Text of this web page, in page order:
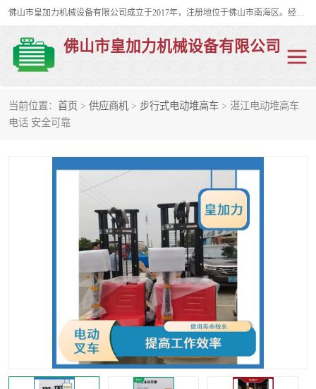
佛山市皇加力机械设备有限公司成立于2017年，注册地位于佛山市南海区。经营范围包括：其他机械设备及电子产品批发、电气设备批发、贸易代理、五金产品批发等；主要产品有：移动式登车桥、叉车装卸货平台、移动式升降机、升降货梯、油桶夹具、电动堆高车。
佛山市皇加力机械设备有限公司
当前位置： 首页 > 供应商机 > 步行式电动堆高车 > 湛江电动堆高车
电话 安全可靠
移动式登车桥
步行式电动堆高车 移动登车台
叉车装卸货平台 电动搬运车
移动式升降平台 升降货梯
油桶夹具